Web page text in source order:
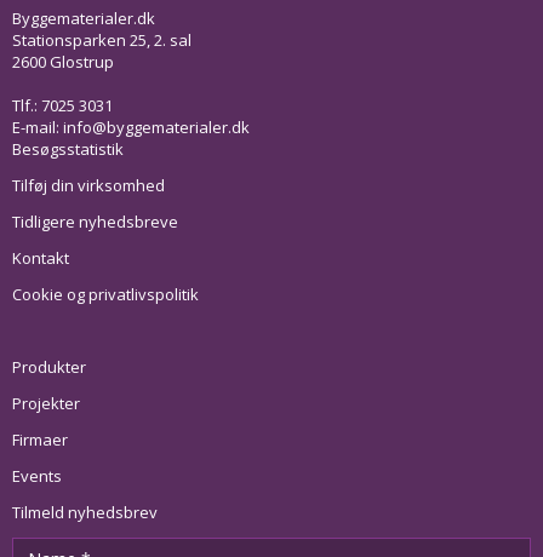
Byggematerialer.dk
Stationsparken 25, 2. sal
2600 Glostrup
Tlf.: 7025 3031
E-mail: info@byggematerialer.dk
Besøgsstatistik
Tilføj din virksomhed
Tidligere nyhedsbreve
Kontakt
Cookie og privatlivspolitik
Produkter
Projekter
Firmaer
Events
Tilmeld nyhedsbrev